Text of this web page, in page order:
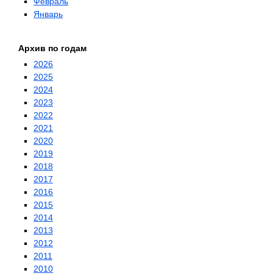
Январь
Архив по годам
2026
2025
2024
2023
2022
2021
2020
2019
2018
2017
2016
2015
2014
2013
2012
2011
2010